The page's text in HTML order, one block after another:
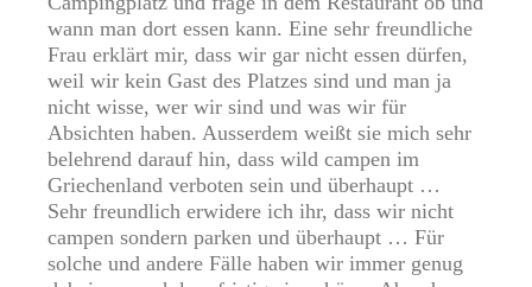
wann man dort essen kann. Eine sehr freundliche
Frau erklärt mir, dass wir gar nicht essen dürfen,
weil wir kein Gast des Platzes sind und man ja
nicht wisse, wer wir sind und was wir für
Absichten haben. Ausserdem weißt sie mich sehr
belehrend darauf hin, dass wild campen im
Griechenland verboten sein und überhaupt …
Sehr freundlich erwidere ich ihr, dass wir nicht
campen sondern parken und überhaupt … Für
solche und andere Fälle haben wir immer genug